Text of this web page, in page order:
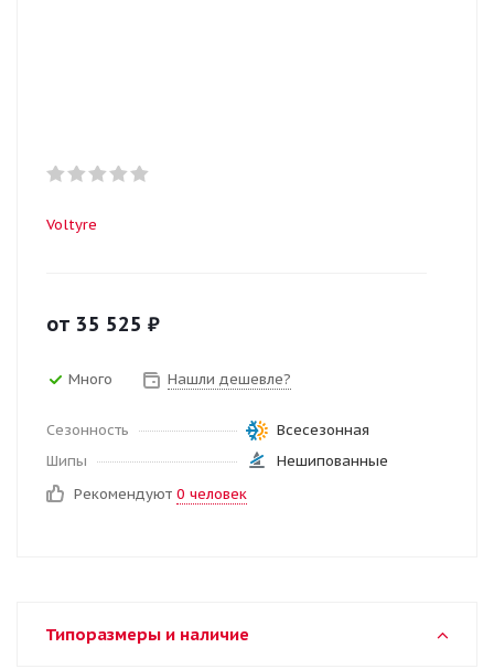
Voltyre
от 35 525 ₽
Много Нашли дешевле?
Сезонность
Всесезонная
Шипы
Нешипованные
Рекомендуют 0 человек
Типоразмеры и наличие